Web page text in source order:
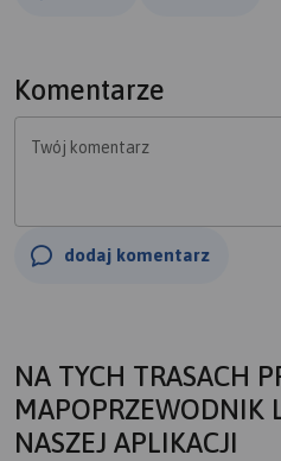
Komentarze
Twój komentarz
dodaj komentarz
NA TYCH TRASACH
MAPOPRZEWODNIK
NASZEJ APLIKACJI